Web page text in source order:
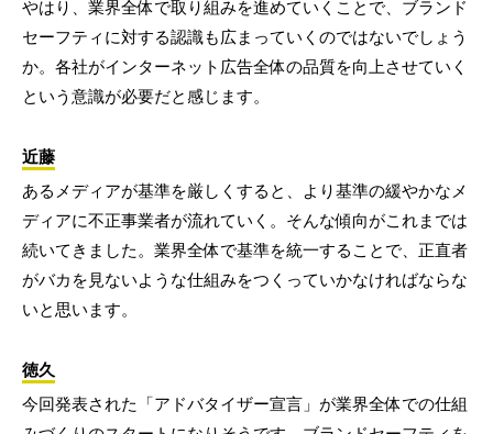
やはり、業界全体で取り組みを進めていくことで、ブランド
セーフティに対する認識も広まっていくのではないでしょう
か。各社がインターネット広告全体の品質を向上させていく
という意識が必要だと感じます。
近藤
あるメディアが基準を厳しくすると、より基準の緩やかなメ
ディアに不正事業者が流れていく。そんな傾向がこれまでは
続いてきました。業界全体で基準を統一することで、正直者
がバカを見ないような仕組みをつくっていかなければならな
いと思います。
徳久
今回発表された「アドバタイザー宣言」が業界全体での仕組